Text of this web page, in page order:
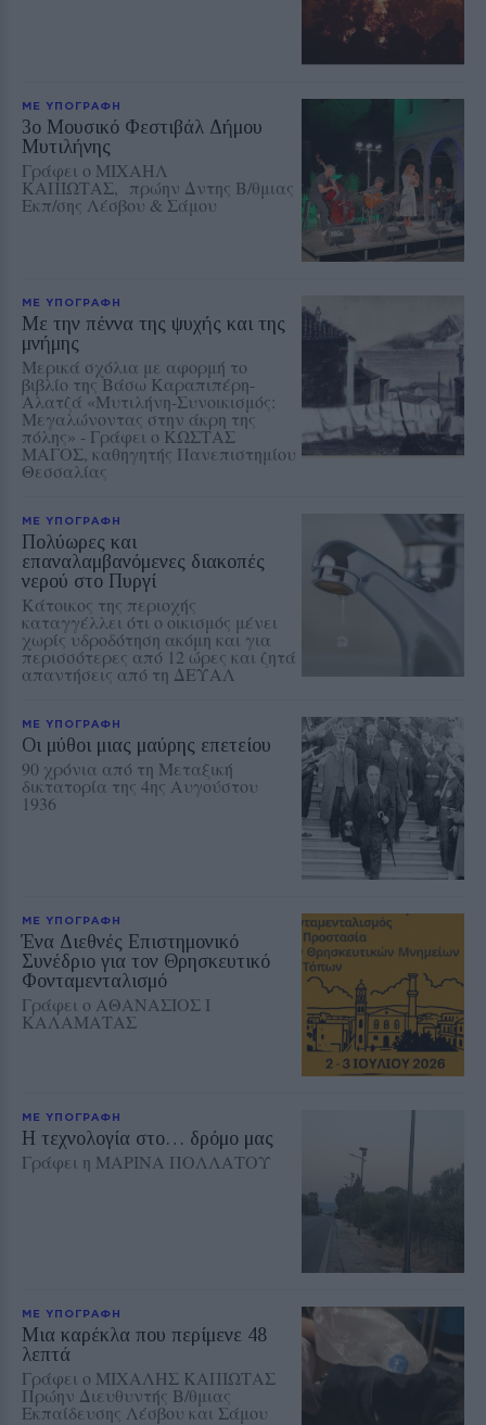
ΜΕ ΥΠΟΓΡΑΦΗ
3ο Μουσικό Φεστιβάλ Δήμου
Μυτιλήνης
Γράφει ο ΜΙΧΑΗΛ
ΚΑΠΙΩΤΑΣ, πρώην Δντης Β/θμιας
Εκπ/σης Λέσβου & Σάμου
ΜΕ ΥΠΟΓΡΑΦΗ
Με την πέννα της ψυχής και της
μνήμης
Μερικά σχόλια με αφορμή το
βιβλίο της Βάσω Καραπιπέρη-
Αλατζά «Μυτιλήνη-Συνοικισμός:
Μεγαλώνοντας στην άκρη της
πόλης» - Γράφει ο ΚΩΣΤΑΣ
ΜΑΓΟΣ, καθηγητής Πανεπιστημίου
Θεσσαλίας
ΜΕ ΥΠΟΓΡΑΦΗ
Πολύωρες και
επαναλαμβανόμενες διακοπές
νερού στο Πυργί
Κάτοικος της περιοχής
καταγγέλλει ότι ο οικισμός μένει
χωρίς υδροδότηση ακόμη και για
περισσότερες από 12 ώρες και ζητά
απαντήσεις από τη ΔΕΥΑΛ
ΜΕ ΥΠΟΓΡΑΦΗ
Οι μύθοι μιας μαύρης επετείου
90 χρόνια από τη Μεταξική
δικτατορία της 4ης Αυγούστου
1936
ΜΕ ΥΠΟΓΡΑΦΗ
Ένα Διεθνές Επιστημονικό
Συνέδριο για τον Θρησκευτικό
Φονταμενταλισμό
Γράφει ο ΑΘΑΝΑΣΙΟΣ Ι
ΚΑΛΑΜΑΤΑΣ
ΜΕ ΥΠΟΓΡΑΦΗ
Η τεχνολογία στο… δρόμο μας
Γράφει η ΜΑΡΙΝΑ ΠΟΛΛΑΤΟΥ
ΜΕ ΥΠΟΓΡΑΦΗ
Μια καρέκλα που περίμενε 48
λεπτά
Γράφει ο ΜΙΧΑΛΗΣ ΚΑΠΙΩΤΑΣ
Πρώην Διευθυντής Β/θμιας
Εκπαίδευσης Λέσβου και Σάμου